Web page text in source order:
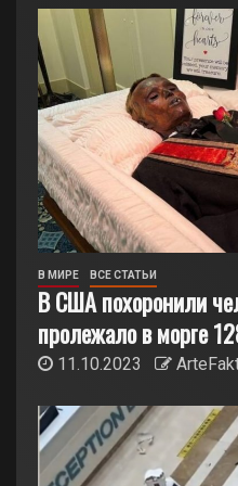
В МИРЕ ВСЕ СТАТЬИ
В США похоронили
пролежало в морге
11.10.2023